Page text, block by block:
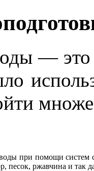
— это
при помощи систем
песок, ржавчина и так